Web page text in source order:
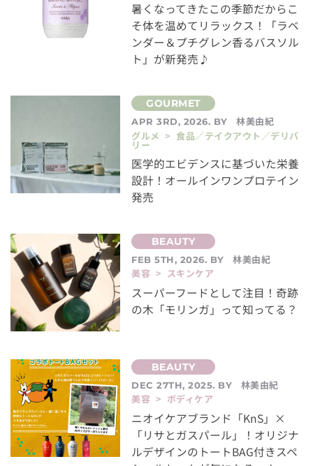
暑くなってきたこの季節だからこ
そ体を温めてリラックス！「ラベ
ンダー＆プチグレン香るバスソル
ト」が新発売♪
APR 3RD, 2026. BY
林美由紀
グルメ > 食品／テイクアウト／デリバ
リー
医学的エビデンスに基づいた栄養
設計！オールインワンプロテイン
発売
FEB 5TH, 2026. BY
林美由紀
美容 > スキンケア
スーパーフードとして注目！奇跡
の木「モリンガ」って知ってる？
DEC 27TH, 2025. BY
林美由紀
美容 > ボディケア
ニオイケアブランド「KnS」×
「リサとガスパール」！オリジナ
ルデザインのトートBAG付きスペ